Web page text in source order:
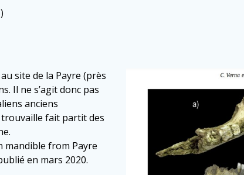
site de la Payre (près
Il ne s’agit donc pas
anciens
fait partit des
mandible from Payre
en mars 2020.